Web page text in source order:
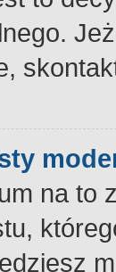
na to